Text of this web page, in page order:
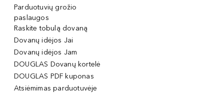
Parduotuvių grožio
paslaugos
Raskite tobulą dovaną
Dovanų idėjos Jai
Dovanų idėjos Jam
DOUGLAS Dovanų kortelė
DOUGLAS PDF kuponas
Atsiėmimas parduotuvėje